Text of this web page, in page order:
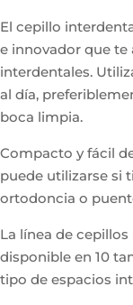
El cepillo
e innovador que te
interdentales.
al día,
boca limpia.
Compacto y fácil
puede utilizarse si
ortodoncia o
La línea de cepillos
disponible en 10
tipo de espacios